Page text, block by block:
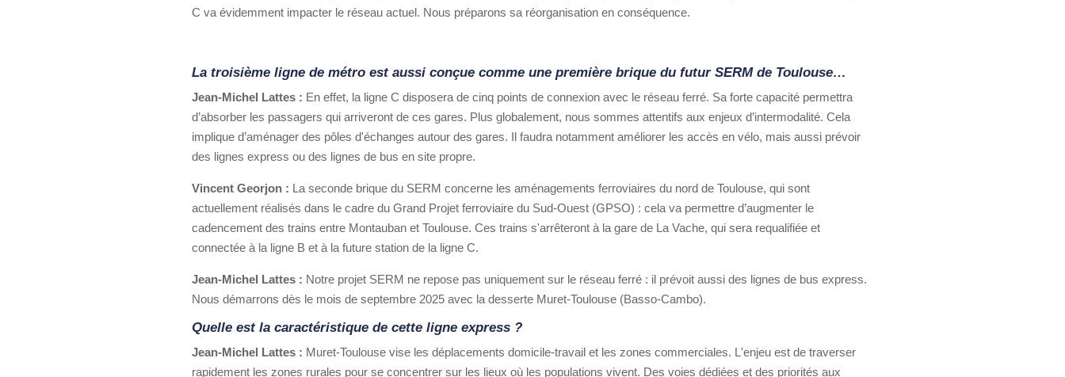
C va évidemment impacter le réseau actuel. Nous préparons sa réorganisation en conséquence.
La troisième ligne de métro est aussi conçue comme une première brique du futur SERM de Toulouse…
Jean-Michel Lattes : En effet, la ligne C disposera de cinq points de connexion avec le réseau ferré. Sa forte capacité permettra
d’absorber les passagers qui arriveront de ces gares. Plus globalement, nous sommes attentifs aux enjeux d’intermodalité. Cela
implique d’aménager des pôles d'échanges autour des gares. Il faudra notamment améliorer les accès en vélo, mais aussi prévoir
des lignes express ou des lignes de bus en site propre.
Vincent Georjon : La seconde brique du SERM concerne les aménagements ferroviaires du nord de Toulouse, qui sont
actuellement réalisés dans le cadre du Grand Projet ferroviaire du Sud-Ouest (GPSO) : cela va permettre d’augmenter le
cadencement des trains entre Montauban et Toulouse. Ces trains s'arrêteront à la gare de La Vache, qui sera requalifiée et
connectée à la ligne B et à la future station de la ligne C.
Jean-Michel Lattes : Notre projet SERM ne repose pas uniquement sur le réseau ferré : il prévoit aussi des lignes de bus express.
Nous démarrons dès le mois de septembre 2025 avec la desserte Muret-Toulouse (Basso-Cambo).
Quelle est la caractéristique de cette ligne express ?
Jean-Michel Lattes : Muret-Toulouse vise les déplacements domicile-travail et les zones commerciales. L'enjeu est de traverser
rapidement les zones rurales pour se concentrer sur les lieux où les populations vivent. Des voies dédiées et des priorités aux